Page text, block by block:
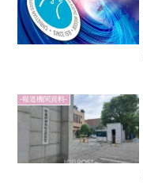
-報道機関資料-